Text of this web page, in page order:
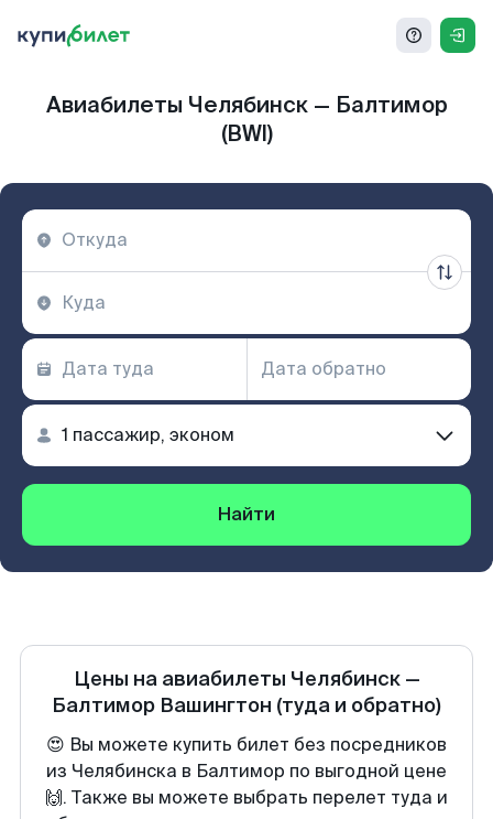
Авиабилеты Челябинск — Балтимор
(BWI)
Найти
Цены на авиабилеты Челябинск—
Балтимор Вашингтон (туда и обратно)
😍 Вы можете купить билет без посредников
из Челябинска в Балтимор по выгодной цене
🙌. Также вы можете выбрать перелет туда и